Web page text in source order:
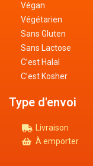
Végan
Végétarien
Sans Gluten
Sans Lactose
C’est Halal
C’est Kosher
Type d'envoi
Livraison
À emporter